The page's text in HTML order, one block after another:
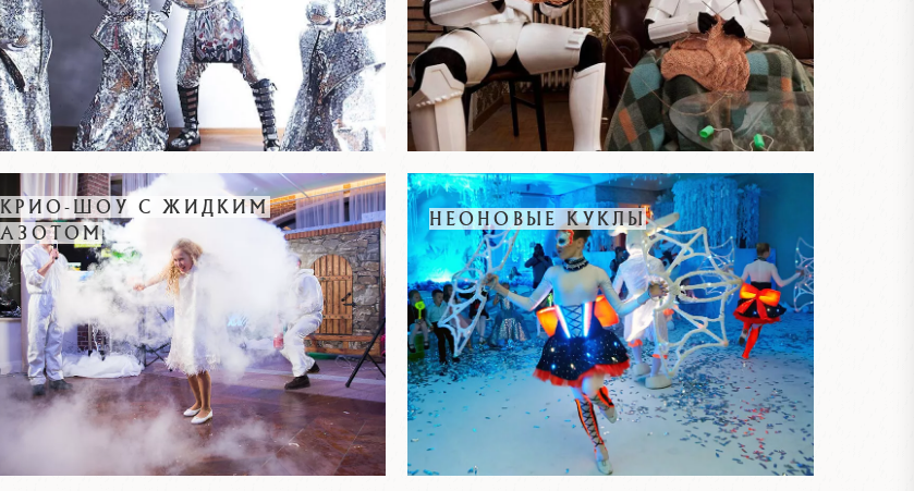
КРИО-ШОУ С ЖИДКИМ
АЗОТОМ
НЕОНОВЫЕ КУКЛЫ